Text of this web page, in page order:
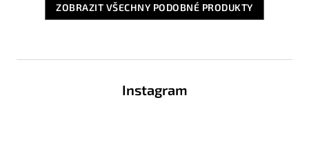
ZOBRAZIT VŠECHNY PODOBNÉ PRODUKTY
Instagram